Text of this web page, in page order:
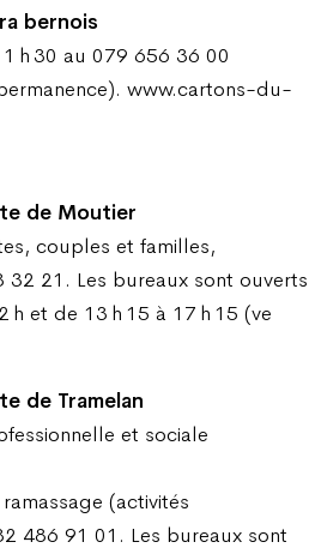
bernois
h 30 au 079 656 36 00
www.cartons-du-
de Moutier
couples et familles,
21. Les bureaux sont ouverts
h et de 13 h 15 à 17 h 15 (ve
de Tramelan
et sociale
(activités
486 91 01. Les bureaux sont